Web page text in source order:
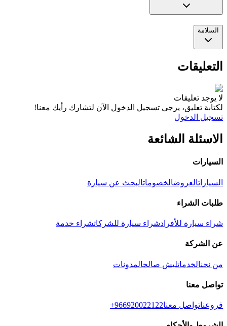
السلامة
التعليقات
لا يوجد تعليقات
لكتابة تعليق، يرجى تسجيل الدخول الآن لتشارك رأيك معنا!
تسجيل الدخول
الاسئلة الشائعة
السيارات
السياراتالعروضالخصوماتالبحث عن سيارة
طلبات الشراء
شراء سيارة للأفرادشراء سيارة للشركاتشراء خدمة
عن الشركة
من نحنالخدماتليش صالحالمدونات
تواصل معنا
فروعناتواصل معنا+966920022122